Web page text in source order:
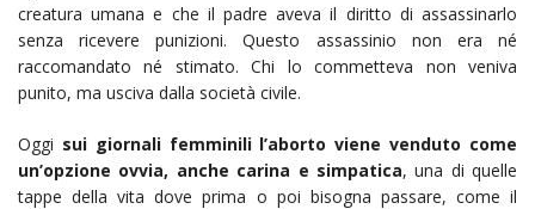
creatura umana e che il padre aveva il diritto di assassinarlo
senza ricevere punizioni. Questo assassinio non era né
raccomandato né stimato. Chi lo commetteva non veniva
punito, ma usciva dalla società civile.
Oggi sui giornali femminili l’aborto viene venduto come
un’opzione ovvia, anche carina e simpatica, una di quelle
tappe della vita dove prima o poi bisogna passare, come il